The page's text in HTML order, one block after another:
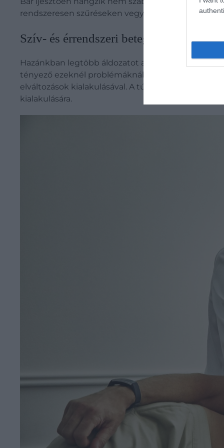
rendszeresen szűréseken vegyünk részt.
Szív- és érrendszeri betegségek
Hazánkban legtöbb áldozatot a
tényező ezeknél problémáknál a magas
elváltozások kialakulásával. A túlsúly és
kialakulására.